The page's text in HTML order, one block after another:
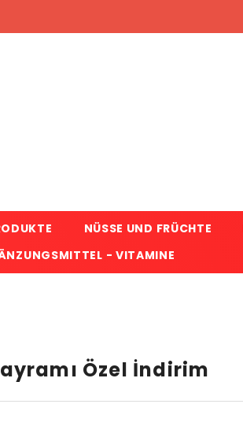
NÜSSE UND FRÜCHTE
- VITAMINE
Özel İndirim